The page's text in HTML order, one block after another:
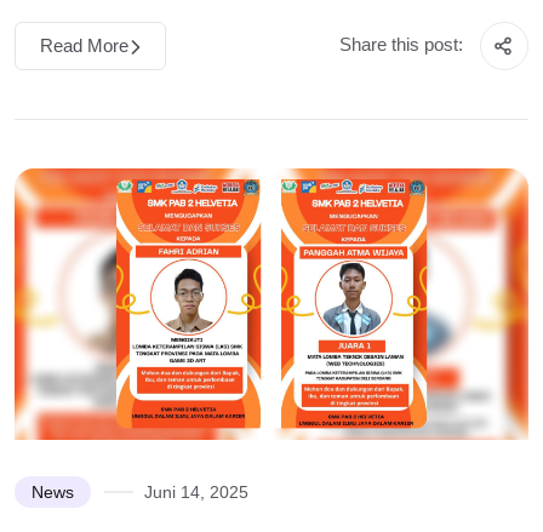
Read More Share this post:
News Juni 14, 2025